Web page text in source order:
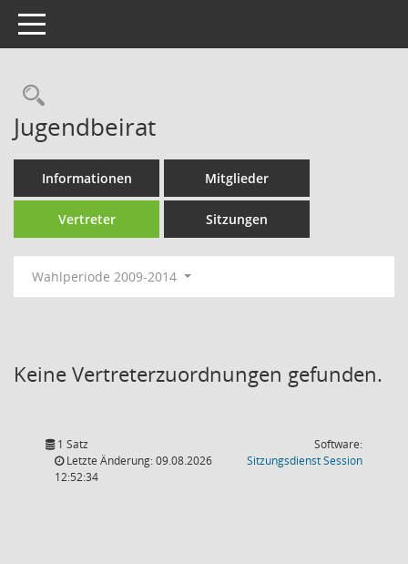
Toggle navigation
Rechercheauswahl
Jugendbeirat
Informationen Mitglieder
Vertreter Sitzungen
Wahlperiode 2009-2014
Keine Vertreterzuordnungen gefunden.
1 Satz
Letzte Änderung: 09.08.2026
12:52:34
Software:
SitzungsdienstSession(Wird in